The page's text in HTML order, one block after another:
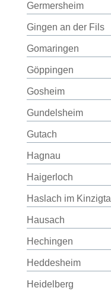
Germersheim
Gingen an der Fils
Gomaringen
Göppingen
Gosheim
Gundelsheim
Gutach
Hagnau
Haigerloch
Haslach im Kinzigtal
Hausach
Hechingen
Heddesheim
Heidelberg